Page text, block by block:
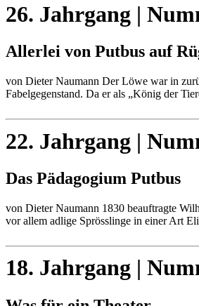
26. Jahrgang |
Allerlei von Putbus auf
von Dieter Naumann Der Löwe war in
Fabelgegenstand. Da er als „König der
22. Jahrgang |
Das Pädagogium Putbus
von Dieter Naumann 1830 beauftragte
vor allem adlige Sprösslinge in einer Art
18. Jahrgang |